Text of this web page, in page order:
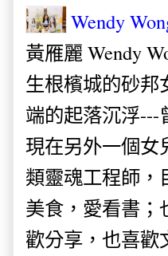
Wendy
黃雁麗 Wendy
生根檳城的砂邦
端的起落沉浮---
現在另外一個女
類靈魂工程師，
美食，愛看書；
歡分享，也喜歡